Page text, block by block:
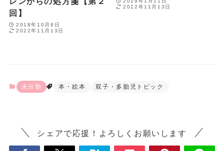
未分類 本・絵本 双子・多胎児トピック
シェアで応援！よろしくお願いします
回】
2018年10月8日
2022年11月13日
2022年11月13日